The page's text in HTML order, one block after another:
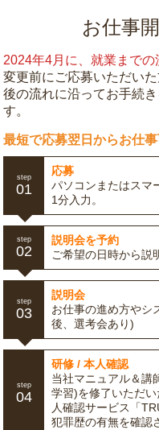
お仕事
2024年4月に、就業までの
変更前にご応募いただい
後の流れに沿ってお手続
す。
最短で応募翌日からお仕
step
01
応募
パソコンまたはスマ
1分入力。
step
02
説明会を予約
ご希望の日時から説
step
03
説明会
お仕事の進め方やシ
後、選考会あり)
step
04
研修 / 本人確認
当社マニュアル＆講
学習)を修了いただ
人確認サービス「
犯罪歴の有無を確認